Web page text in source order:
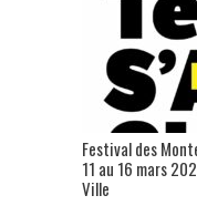
Festival des
11 au 16 mars
Ville